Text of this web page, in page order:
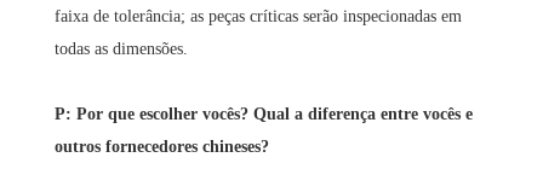
faixa de tolerância; as peças críticas serão inspecionadas em
todas as dimensões.
P: Por que escolher vocês? Qual a diferença entre vocês e
outros fornecedores chineses?